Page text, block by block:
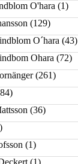
O'hara (1)
(129)
O´hara (43)
Ohara (72)
(261)
(36)
(1)